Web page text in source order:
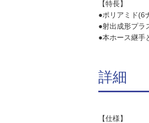
【特長】
●ポリアミド(6
●射出成形プラ
●本ホース継手
詳細
【仕様】